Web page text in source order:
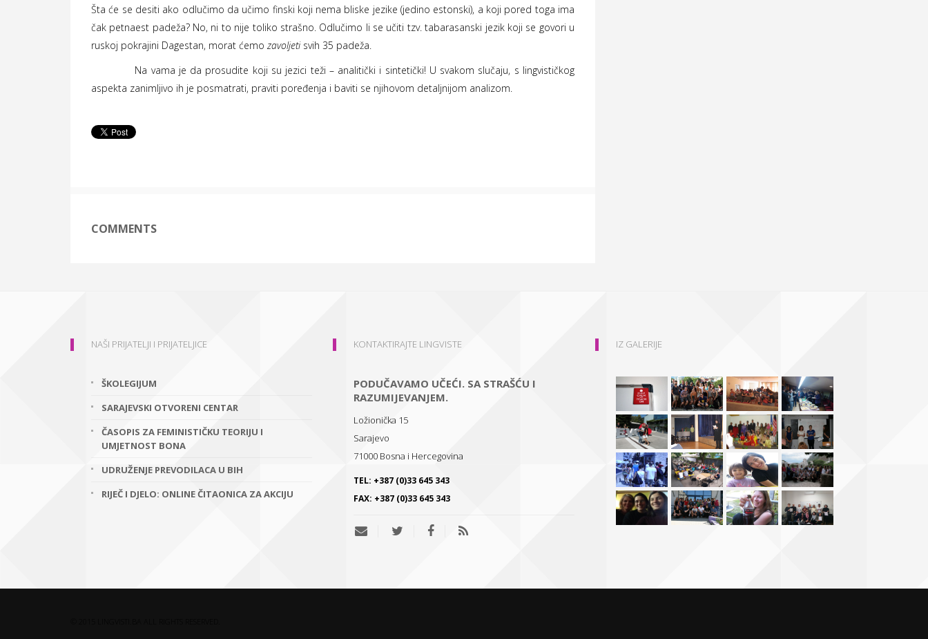
Šta će se desiti ako odlučimo da učimo finski koji nema bliske jezike (jedino estonski), a koji pored toga ima
čak petnaest padeža? No, ni to nije toliko strašno. Odlučimo li se učiti tzv. tabarasanski jezik koji se govori u
ruskoj pokrajini Dagestan, morat ćemo zavoljetisvih 35 padeža.
Na vama je da prosudite koji su jezici teži – analitički i sintetički! U svakom slučaju, s lingvističkog
aspekta zanimljivo ih je posmatrati, praviti poređenja i baviti se njihovom detaljnijom analizom.
COMMENTS
NAŠI PRIJATELJI I PRIJATELJICE
ŠKOLEGIJUM
SARAJEVSKI OTVORENI CENTAR
ČASOPIS ZA FEMINISTIČKU TEORIJU I
UMJETNOST BONA
UDRUŽENJE PREVODILACA U BIH
RIJEČ I DJELO: ONLINE ČITAONICA ZA AKCIJU
KONTAKTIRAJTE LINGVISTE
PODUČAVAMO UČEĆI. SA STRAŠĆU I
RAZUMIJEVANJEM.
Ložionička 15
Sarajevo
71000 Bosna i Hercegovina
TEL: +387 (0)33 645 343
FAX: +387 (0)33 645 343
IZ GALERIJE